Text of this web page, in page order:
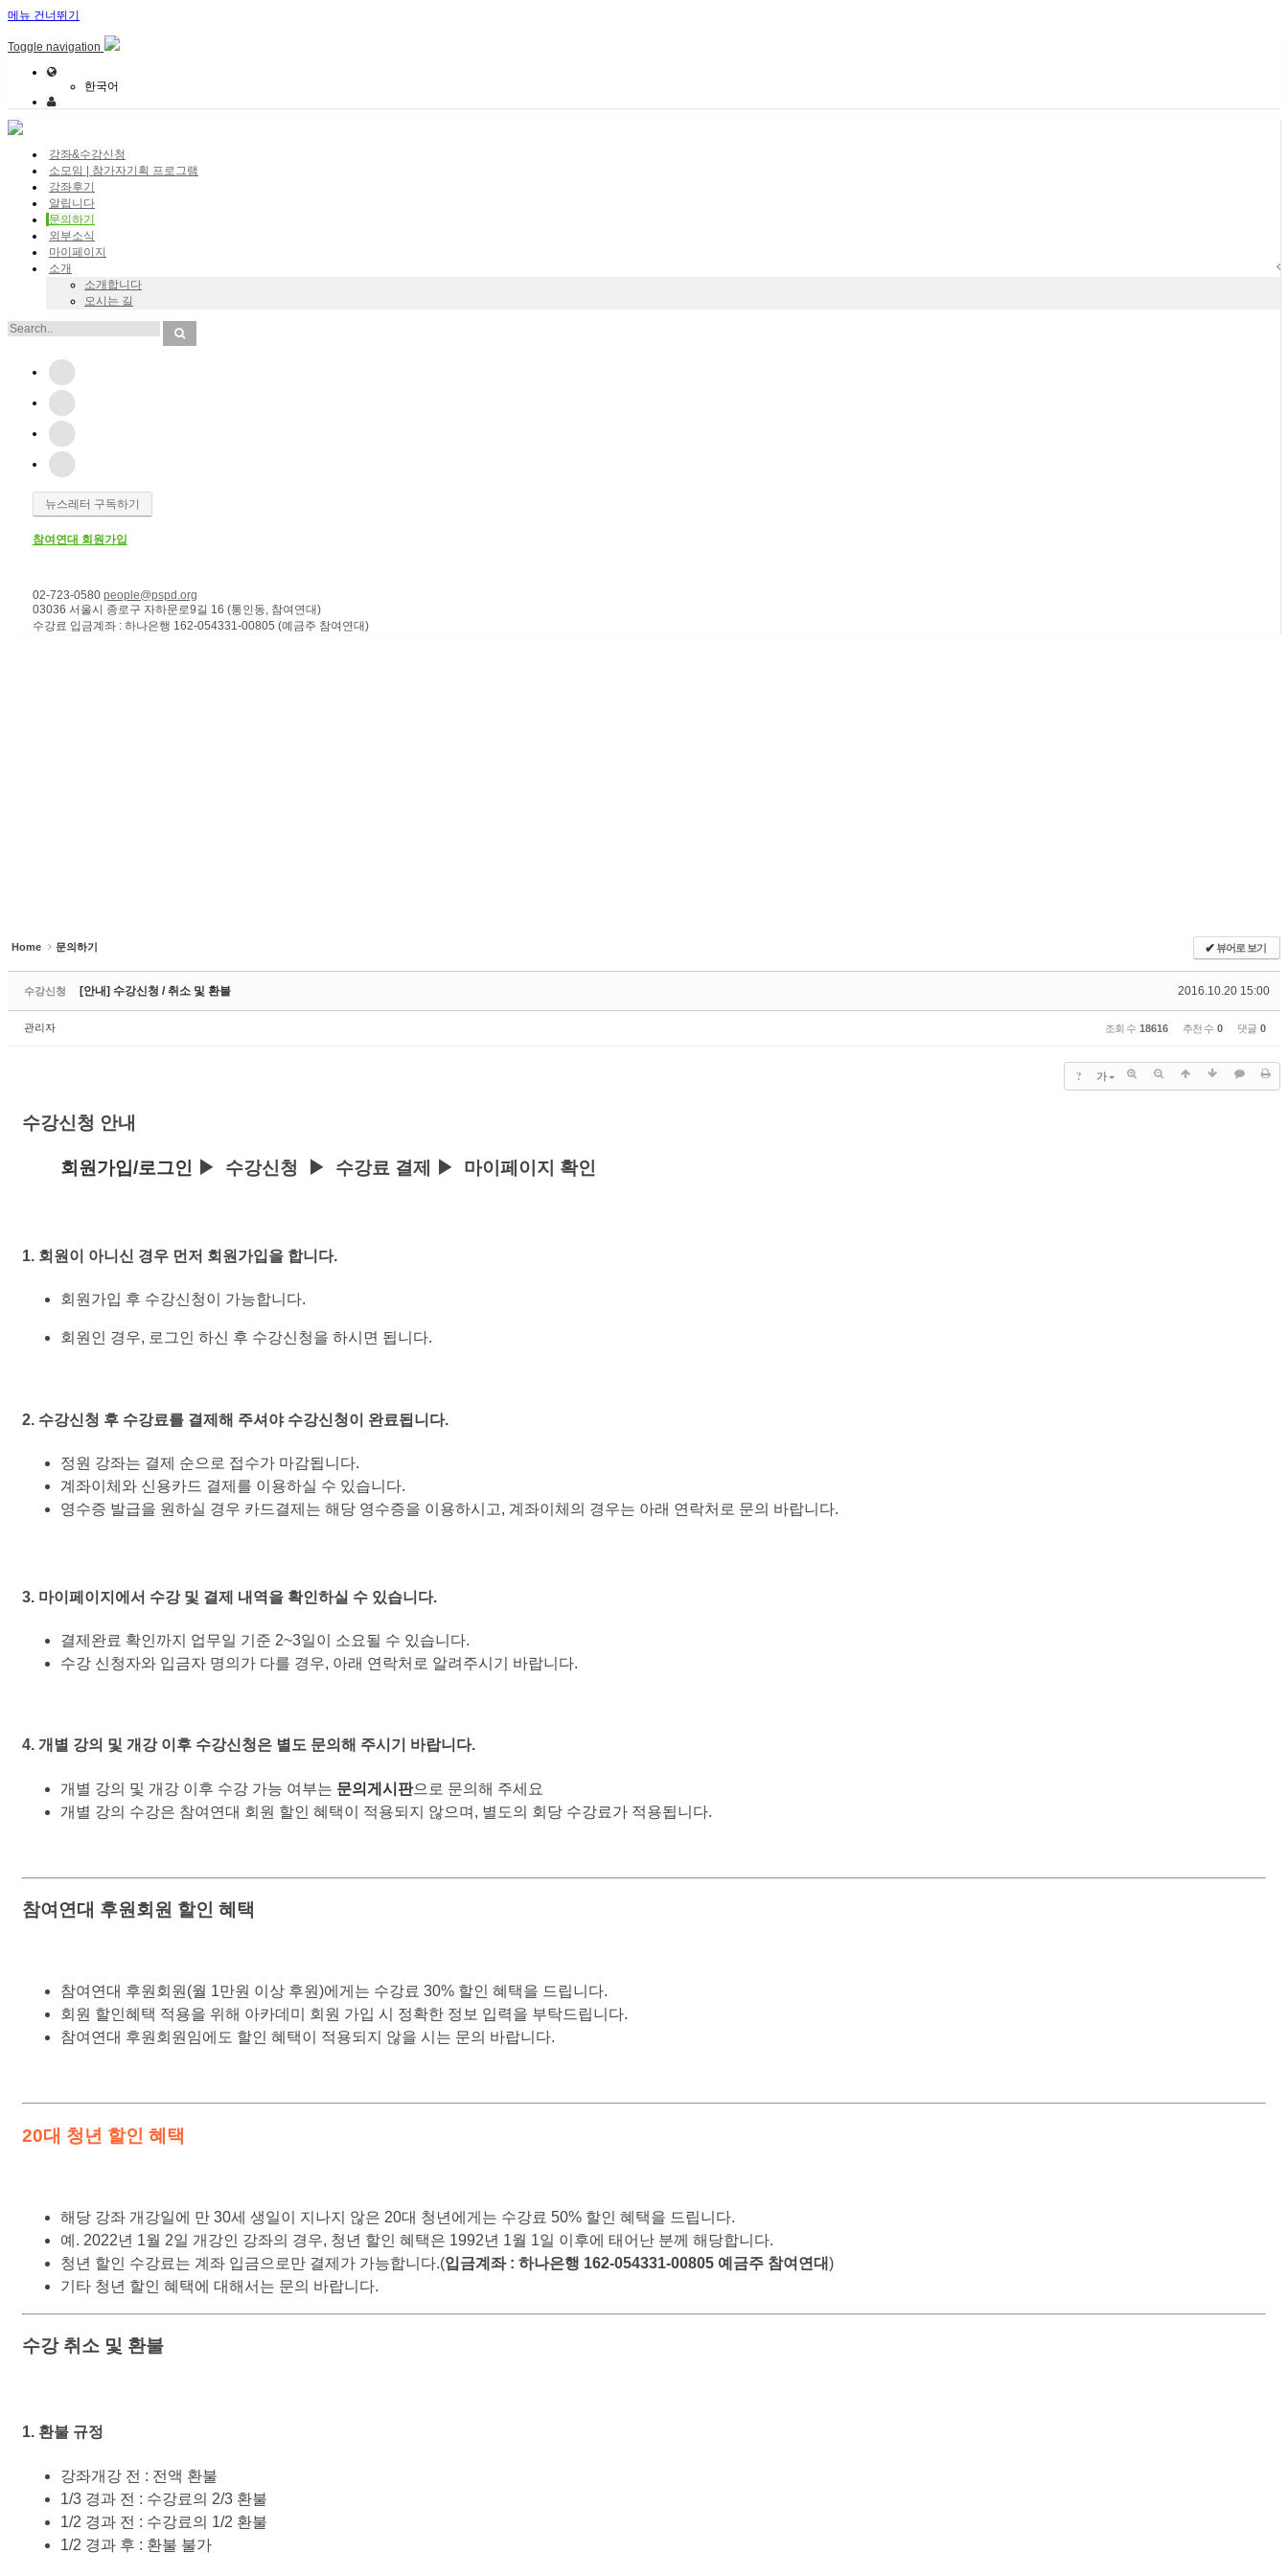
메뉴 건너뛰기
Toggle navigation
한국어
강좌&수강신청
소모임 | 참가자기획 프로그램
강좌후기
알립니다
문의하기
외부소식
마이페이지
소개
소개합니다
오시는 길
뉴스레터 구독하기
참여연대 회원가입
02-723-0580 people@pspd.org
03036 서울시 종로구 자하문로9길 16 (통인동, 참여연대)
수강료 입금계좌 : 하나은행 162-054331-00805 (예금주 참여연대)
Home 문의하기 ✔뷰어로 보기
수강신청 2016.10.20 15:00
[안내] 수강신청 / 취소 및 환불
관리자 조회 수 18616 추천 수 0 댓글 0
? 가
수강신청 안내
회원가입/로그인 ▶ 수강신청 ▶ 수강료 결제 ▶ 마이페이지 확인
1. 회원이 아니신 경우 먼저 회원가입을 합니다.
회원가입 후 수강신청이 가능합니다.
회원인 경우, 로그인 하신 후 수강신청을 하시면 됩니다.
2. 수강신청 후 수강료를 결제해 주셔야 수강신청이 완료됩니다.
정원 강좌는 결제 순으로 접수가 마감됩니다.
계좌이체와 신용카드 결제를 이용하실 수 있습니다.
영수증 발급을 원하실 경우 카드결제는 해당 영수증을 이용하시고, 계좌이체의 경우는 아래 연락처로 문의 바랍니다.
3. 마이페이지에서 수강 및 결제 내역을 확인하실 수 있습니다.
결제완료 확인까지 업무일 기준 2~3일이 소요될 수 있습니다.
수강 신청자와 입금자 명의가 다를 경우, 아래 연락처로 알려주시기 바랍니다.
4. 개별 강의 및 개강 이후 수강신청은 별도 문의해 주시기 바랍니다.
개별 강의 및 개강 이후 수강 가능 여부는 문의게시판으로 문의해 주세요
개별 강의 수강은 참여연대 회원 할인 혜택이 적용되지 않으며, 별도의 회당 수강료가 적용됩니다.
참여연대 후원회원 할인 혜택
참여연대 후원회원(월 1만원 이상 후원)에게는 수강료 30% 할인 혜택을 드립니다.
회원 할인혜택 적용을 위해 아카데미 회원 가입 시 정확한 정보 입력을 부탁드립니다.
참여연대 후원회원임에도 할인 혜택이 적용되지 않을 시는 문의 바랍니다.
20대 청년 할인 혜택
해당 강좌 개강일에 만 30세 생일이 지나지 않은 20대 청년에게는 수강료 50% 할인 혜택을 드립니다.
예. 2022년 1월 2일 개강인 강좌의 경우, 청년 할인 혜택은 1992년 1월 1일 이후에 태어난 분께 해당합니다.
청년 할인 수강료는 계좌 입금으로만 결제가 가능합니다.(입금계좌 : 하나은행 162-054331-00805 예금주 참여연대)
기타 청년 할인 혜택에 대해서는 문의 바랍니다.
수강 취소 및 환불
1. 환불 규정
강좌개강 전 : 전액 환불
1/3 경과 전 : 수강료의 2/3 환불
1/2 경과 전 : 수강료의 1/2 환불
1/2 경과 후 : 환불 불가
Sketchbook5, 스케치북5
Sketchbook5, 스케치북5
Sketchbook5, 스케치북5
Sketchbook5, 스케치북5